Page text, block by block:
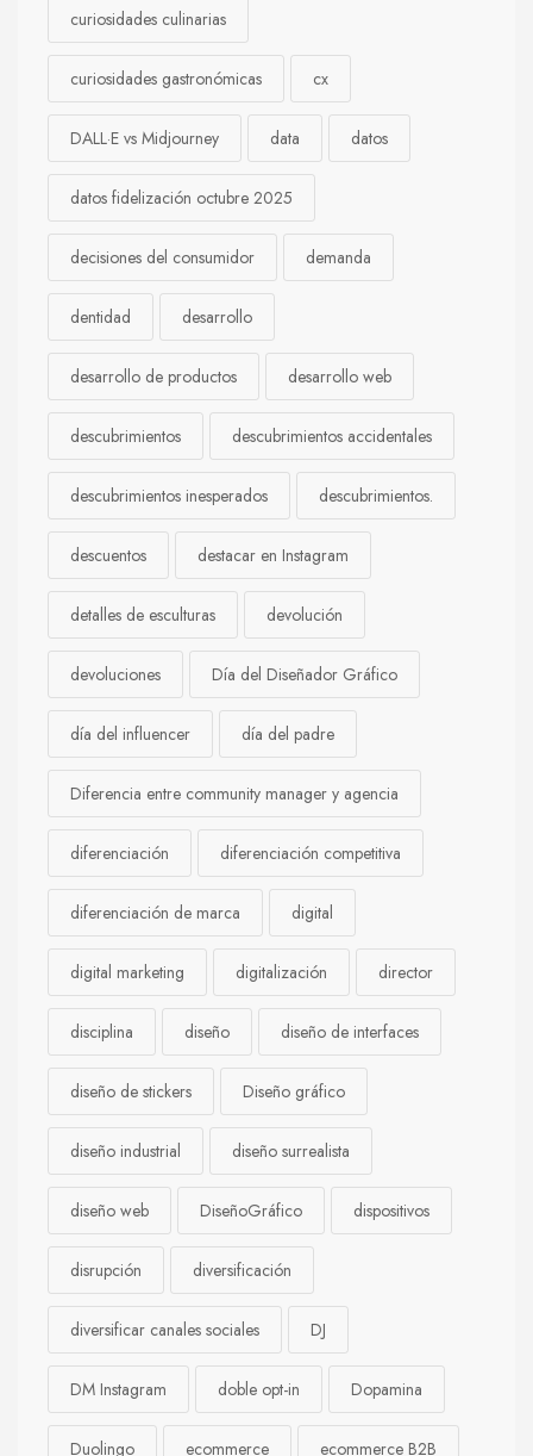
curiosidades culinarias
curiosidades gastronómicas cx
DALL·E vs Midjourney data datos
datos fidelización octubre 2025
decisiones del consumidor demanda
dentidad desarrollo
desarrollo de productos desarrollo web
descubrimientos descubrimientos accidentales
descubrimientos inesperados descubrimientos.
descuentos destacar en Instagram
detalles de esculturas devolución
devoluciones Día del Diseñador Gráfico
día del influencer día del padre
Diferencia entre community manager y agencia
diferenciación diferenciación competitiva
diferenciación de marca digital
digital marketing digitalización director
disciplina diseño diseño de interfaces
diseño de stickers Diseño gráfico
diseño industrial diseño surrealista
diseño web DiseñoGráfico dispositivos
disrupción diversificación
diversificar canales sociales DJ
DM Instagram doble opt-in Dopamina
Duolingo ecommerce ecommerce B2B